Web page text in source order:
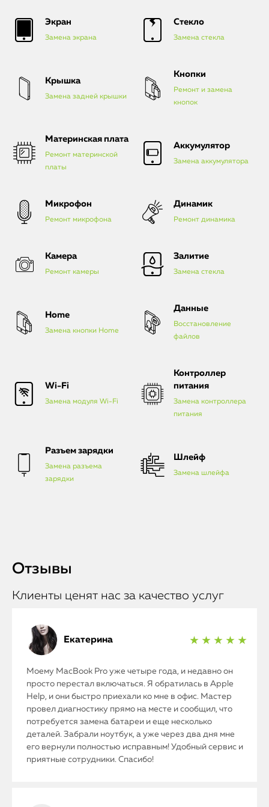
Экран
Замена экрана
Стекло
Замена стекла
Крышка
Замена задней крышки
Кнопки
Ремонт и замена
кнопок
Материнская плата
Ремонт материнской
платы
Аккумулятор
Замена аккумулятора
Микрофон
Ремонт микрофона
Динамик
Ремонт динамика
Камера
Ремонт камеры
Залитие
Замена стекла
Home
Замена кнопки Home
Данные
Восстановление
файлов
Wi-Fi
Замена модуля Wi-Fi
Контроллер
питания
Замена контроллера
питания
Разъем зарядки
Замена разъема
зарядки
Шлейф
Замена шлейфа
Отзывы
Клиенты ценят нас за качество услуг
Екатерина ★ ★ ★ ★ ★
Моему MacBook Pro уже четыре года, и недавно он
просто перестал включаться. Я обратилась в Apple
Help, и они быстро приехали ко мне в офис. Мастер
провел диагностику прямо на месте и сообщил, что
потребуется замена батареи и еще несколько
деталей. Забрали ноутбук, а уже через два дня мне
его вернули полностью исправным! Удобный сервис и
приятные сотрудники. Спасибо!